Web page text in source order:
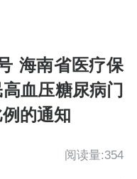
海南省医疗保
血压糖尿病门
的通知
阅读量:354